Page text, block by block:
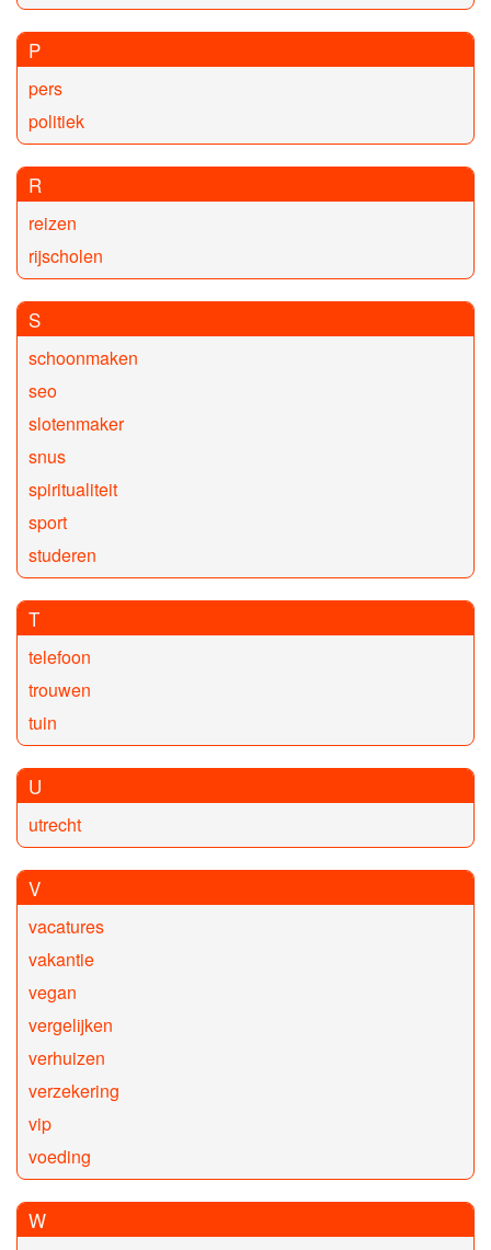
P
pers
politiek
R
reizen
rijscholen
S
schoonmaken
seo
slotenmaker
snus
spiritualiteit
sport
studeren
T
telefoon
trouwen
tuin
U
utrecht
V
vacatures
vakantie
vegan
vergelijken
verhuizen
verzekering
vip
voeding
W